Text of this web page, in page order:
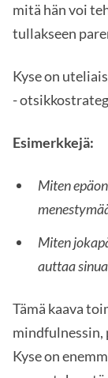
mitä hän voi
tullakseen
Kyse on
-
Esimerkkejä:
Miten
Miten
auttaa
Tämä kaava
mindfulnessin,
Kyse on